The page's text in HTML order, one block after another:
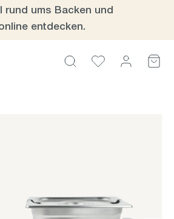
rund ums Backen und
entdecken.